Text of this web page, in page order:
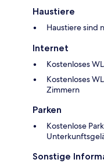
Haustiere
Haustiere sind
Internet
Kostenloses
Kostenloses
Zimmern
Parken
Kostenlose
Sonstige